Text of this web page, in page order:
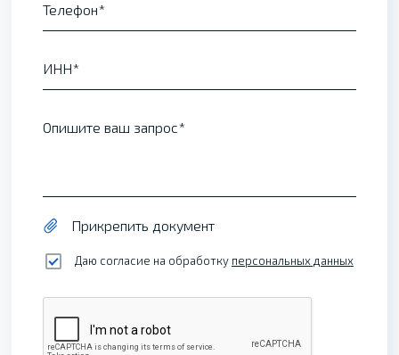
Телефон
ИНН
Опишите ваш запрос
Прикрепить документ
Даю согласие на обработку персональных данных